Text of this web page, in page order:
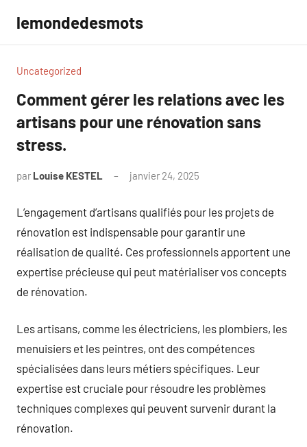
contenu
lemondedesmots
Uncategorized
Comment gérer les relations avec les
artisans pour une rénovation sans
stress.
par Louise KESTEL janvier 24, 2025
L’engagement d’artisans qualifiés pour les projets de
rénovation est indispensable pour garantir une
réalisation de qualité. Ces professionnels apportent une
expertise précieuse qui peut matérialiser vos concepts
de rénovation.
Les artisans, comme les électriciens, les plombiers, les
menuisiers et les peintres, ont des compétences
spécialisées dans leurs métiers spécifiques. Leur
expertise est cruciale pour résoudre les problèmes
techniques complexes qui peuvent survenir durant la
rénovation.